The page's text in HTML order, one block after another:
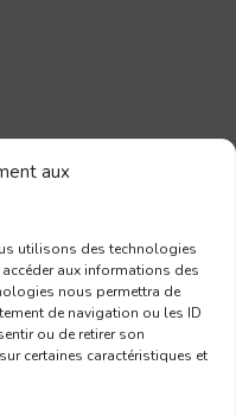
aux
utilisons des technologies
aux informations des
nous permettra de
de navigation ou les ID
ou de retirer son
certaines caractéristiques et